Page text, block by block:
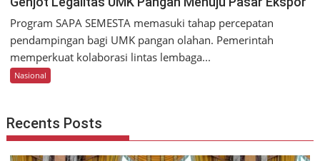
Program SAPA SEMESTA memasuki tahap percepatan
pendampingan bagi UMK pangan olahan. Pemerintah
memperkuat kolaborasi lintas lembaga...
Nasional
Recents Posts